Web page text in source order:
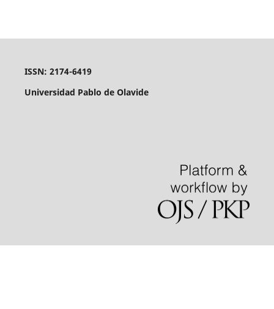
ISSN: 2174-6419
Universidad Pablo de Olavide